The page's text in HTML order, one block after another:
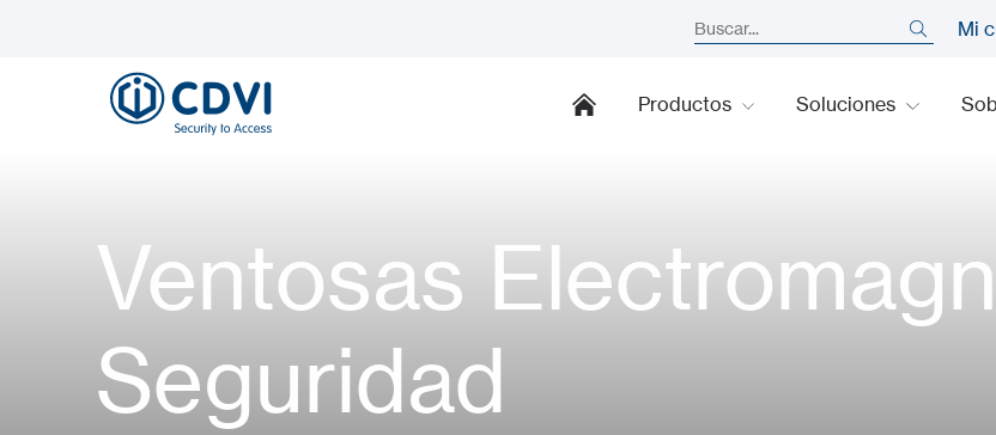
Mi
Productos Soluciones
Ventosas
Seguridad